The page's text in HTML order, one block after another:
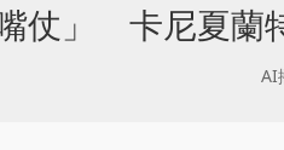
仗」 卡尼夏蘭
AI